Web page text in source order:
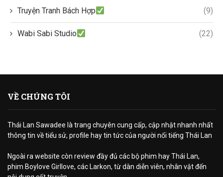
Truyện Tranh Bách Hợp (9)
Wabi Sabi Studio (22)
VỀ CHÚNG TÔI
Thái Lan Sawadee là trang chuyên cung cấp, cập nhật nhanh nhất
thông tin về tiểu sử, profile hay tin tức của người nổi tiếng Thái Lan
Ngoài ra website còn review đầy đủ các bộ phim hay Thái Lan,
phim Boylove Girllove, các Larkon, từ dàn diễn viên, nhân vật đến